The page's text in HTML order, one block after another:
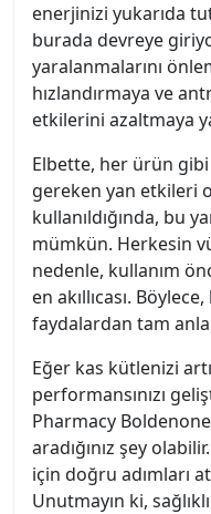
enerjinizi yukarıda
burada devreye
yaralanmalarını
hızlandırmaya ve
etkilerini azaltmaya
Elbette, her ürün
gereken yan etkileri
kullanıldığında, bu
mümkün. Herkesin
nedenle, kullanım
en akıllıcası.
faydalardan tam
Eğer kas kütlenizi
performansınızı
Pharmacy
aradığınız şey
için doğru adımları
Unutmayın ki,